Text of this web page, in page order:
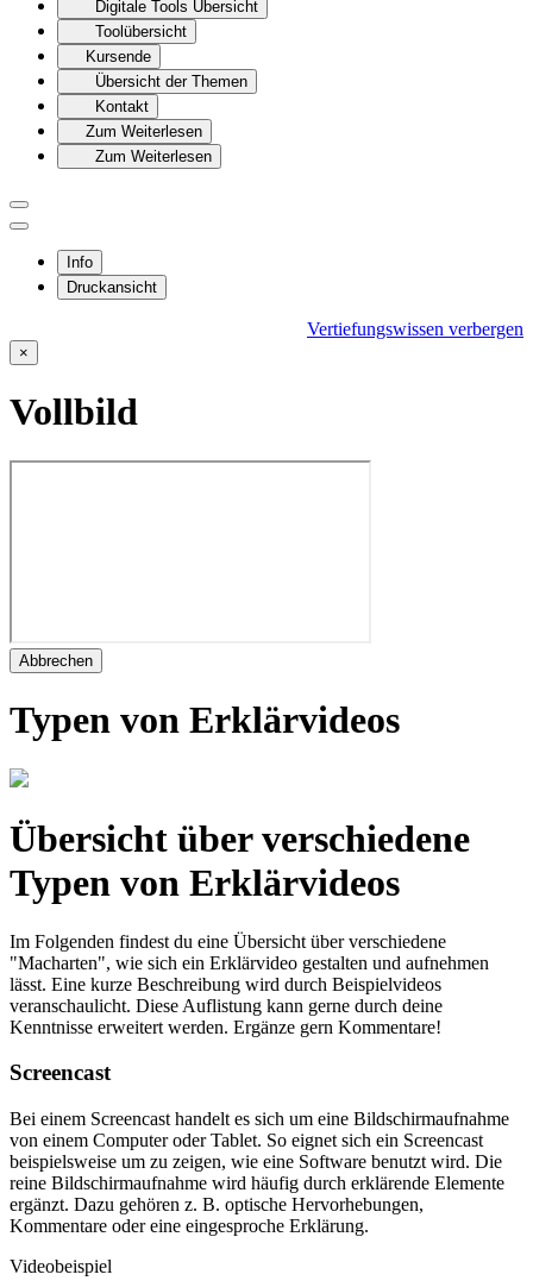
Digitale Tools Übersicht
Toolübersicht
Kursende
Übersicht der Themen
Kontakt
Zum Weiterlesen
Zum Weiterlesen
Info
Druckansicht
Vertiefungswissen verbergen
×
Vollbild
Abbrechen
Typen von Erklärvideos
Übersicht über verschiedene
Typen von Erklärvideos
Im Folgenden findest du eine Übersicht über verschiedene
"Macharten", wie sich ein Erklärvideo gestalten und aufnehmen
lässt. Eine kurze Beschreibung wird durch Beispielvideos
veranschaulicht. Diese Auflistung kann gerne durch deine
Kenntnisse erweitert werden. Ergänze gern Kommentare!
Screencast
Bei einem Screencast handelt es sich um eine Bildschirmaufnahme
von einem Computer oder Tablet. So eignet sich ein Screencast
beispielsweise um zu zeigen, wie eine Software benutzt wird. Die
reine Bildschirmaufnahme wird häufig durch erklärende Elemente
ergänzt. Dazu gehören z. B. optische Hervorhebungen,
Kommentare oder eine eingesproche Erklärung.
Videobeispiel